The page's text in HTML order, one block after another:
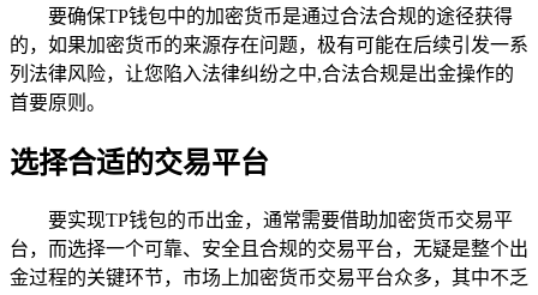
要确保TP钱包中的加密货币是通过合法合规的途径获得
的，如果加密货币的来源存在问题，极有可能在后续引发一系
列法律风险，让您陷入法律纠纷之中,合法合规是出金操作的
首要原则。
选择合适的交易平台
要实现TP钱包的币出金，通常需要借助加密货币交易平
台，而选择一个可靠、安全且合规的交易平台，无疑是整个出
金过程的关键环节，市场上加密货币交易平台众多，其中不乏